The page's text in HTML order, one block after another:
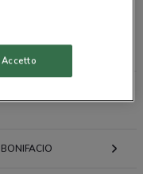
nelle vicinanze
Accetto